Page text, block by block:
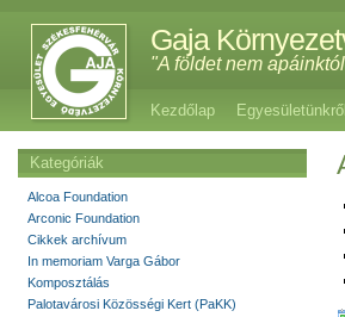
Gaja
"A földet nem
Kezdőlap Egyesületünkről
Kategóriák
Alcoa Foundation
Arconic Foundation
Cikkek archívum
In memoriam Varga Gábor
Komposztálás
Palotavárosi Közösségi Kert (PaKK)